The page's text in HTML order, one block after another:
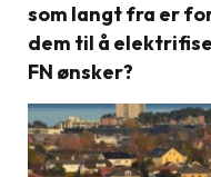
som langt fra er
dem til å
FN ønsker?